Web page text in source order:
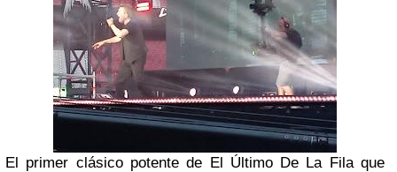
El primer clásico potente de El Último De La Fila que